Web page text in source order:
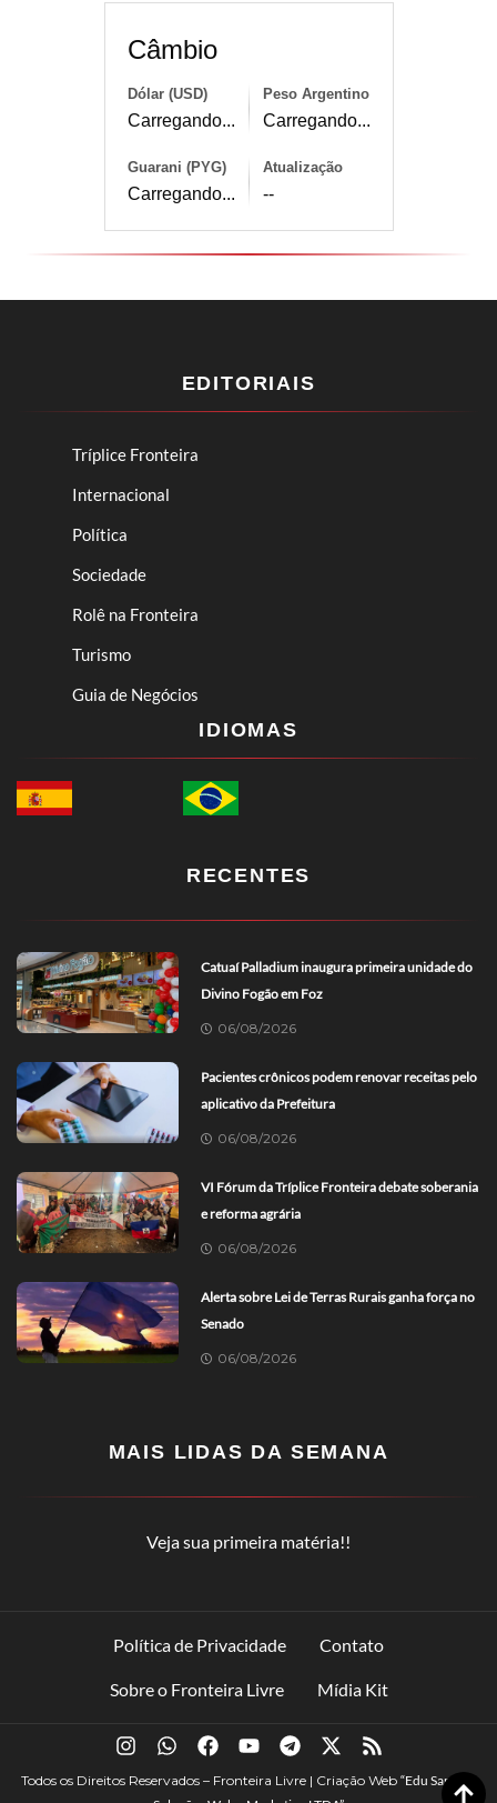
Câmbio
Dólar (USD)
Carregando...
Peso Argentino
Carregando...
Guarani (PYG)
Carregando...
Atualização
--
EDITORIAIS
Tríplice Fronteira
Internacional
Política
Sociedade
Rolê na Fronteira
Turismo
Guia de Negócios
IDIOMAS
RECENTES
Catuaí Palladium inaugura primeira unidade do
Divino Fogão em Foz
06/08/2026
Pacientes crônicos podem renovar receitas pelo
aplicativo da Prefeitura
06/08/2026
VI Fórum da Tríplice Fronteira debate soberania
e reforma agrária
06/08/2026
Alerta sobre Lei de Terras Rurais ganha força no
Senado
06/08/2026
MAIS LIDAS DA SEMANA
Veja sua primeira matéria!!
Política de Privacidade Contato
Sobre o Fronteira Livre Mídia Kit
Todos os Direitos Reservados – Fronteira Livre | Criação Web “Edu Santana